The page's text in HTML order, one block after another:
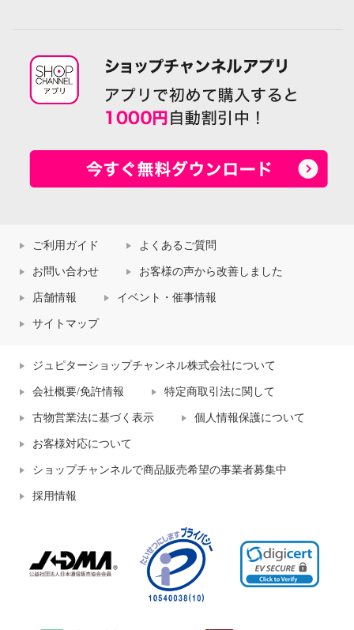
ご利用ガイド よくあるご質問
お問い合わせ お客様の声から改善しました
店舗情報 イベント・催事情報
サイトマップ
ジュピターショップチャンネル株式会社について
会社概要/免許情報 特定商取引法に関して
古物営業法に基づく表示 個人情報保護について
お客様対応について
ショップチャンネルで商品販売希望の事業者募集中
採用情報